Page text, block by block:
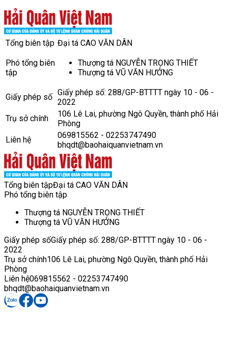
Tổng biên tập Đại tá CAO VĂN DÂN
Phó tổng biên
tập
Thượng tá NGUYỄN TRỌNG THIẾT
Thượng tá VŨ VĂN HƯỞNG
Giấy phép số Giấy phép số: 288/GP-BTTTT ngày 10 - 06 -
2022
Trụ sở chính
106 Lê Lai, phường Ngô Quyền, thành phố Hải
Phòng
Liên hệ
069815562 - 02253747490
bhqdt@baohaiquanvietnam.vn
Tổng biên tậpĐại tá CAO VĂN DÂN
Phó tổng biên tập
Thượng tá NGUYỄN TRỌNG THIẾT
Thượng tá VŨ VĂN HƯỞNG
Giấy phép sốGiấy phép số: 288/GP-BTTTT ngày 10 - 06 -
2022
Trụ sở chính106 Lê Lai, phường Ngô Quyền, thành phố Hải
Phòng
Liên hệ069815562 - 02253747490
bhqdt@baohaiquanvietnam.vn